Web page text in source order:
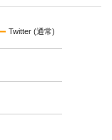
Twitter (通常)